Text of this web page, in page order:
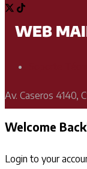
Av. Caseros 4140,
Welcome
Login to your